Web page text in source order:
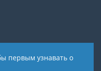
первым узнавать о